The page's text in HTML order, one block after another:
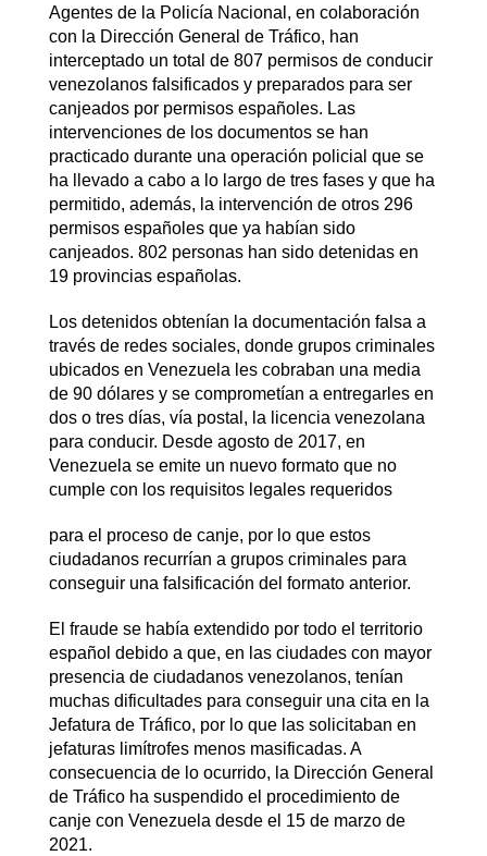
Agentes de la Policía Nacional, en colaboración
con la Dirección General de Tráfico, han
interceptado un total de 807 permisos de conducir
venezolanos falsificados y preparados para ser
canjeados por permisos españoles. Las
intervenciones de los documentos se han
practicado durante una operación policial que se
ha llevado a cabo a lo largo de tres fases y que ha
permitido, además, la intervención de otros 296
permisos españoles que ya habían sido
canjeados. 802 personas han sido detenidas en
19 provincias españolas.
Los detenidos obtenían la documentación falsa a
través de redes sociales, donde grupos criminales
ubicados en Venezuela les cobraban una media
de 90 dólares y se comprometían a entregarles en
dos o tres días, vía postal, la licencia venezolana
para conducir. Desde agosto de 2017, en
Venezuela se emite un nuevo formato que no
cumple con los requisitos legales requeridos
para el proceso de canje, por lo que estos
ciudadanos recurrían a grupos criminales para
conseguir una falsificación del formato anterior.
El fraude se había extendido por todo el territorio
español debido a que, en las ciudades con mayor
presencia de ciudadanos venezolanos, tenían
muchas dificultades para conseguir una cita en la
Jefatura de Tráfico, por lo que las solicitaban en
jefaturas limítrofes menos masificadas. A
consecuencia de lo ocurrido, la Dirección General
de Tráfico ha suspendido el procedimiento de
canje con Venezuela desde el 15 de marzo de
2021.